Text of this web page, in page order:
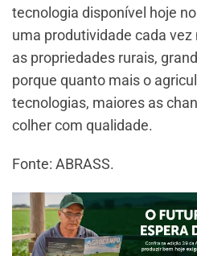
tecnologia disponível hoje
uma produtividade cada
as propriedades rurais,
porque quanto mais o
tecnologias, maiores as
colher com qualidade.
Fonte: ABRASS.